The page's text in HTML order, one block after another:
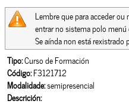
Lembre que para acceder
entrar no sistema polo menú
Se aínda non está rexistrado
Tipo:Curso de Formación
Código:F3121712
Modalidade:semipresencial
Descrición: